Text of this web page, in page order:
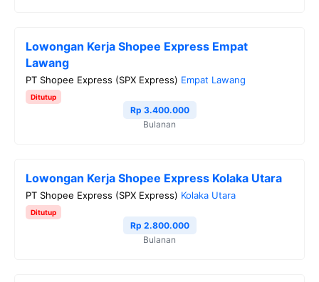
Lowongan Kerja Shopee Express Empat
Lawang
PT Shopee Express (SPX Express) Empat Lawang
Ditutup
Rp 3.400.000
Bulanan
Lowongan Kerja Shopee Express Kolaka Utara
PT Shopee Express (SPX Express) Kolaka Utara
Ditutup
Rp 2.800.000
Bulanan